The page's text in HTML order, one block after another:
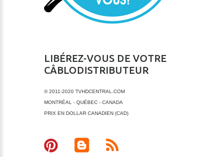
LIBÉREZ-VOUS DE VOTRE
CÂBLODISTRIBUTEUR
© 2011-2020 TVHDCENTRAL.COM
MONTRÉAL - QUÉBEC - CANADA
PRIX EN DOLLAR CANADIEN (CAD)